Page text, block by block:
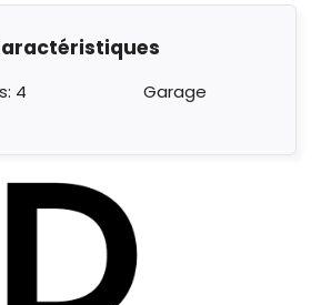
4 Garage